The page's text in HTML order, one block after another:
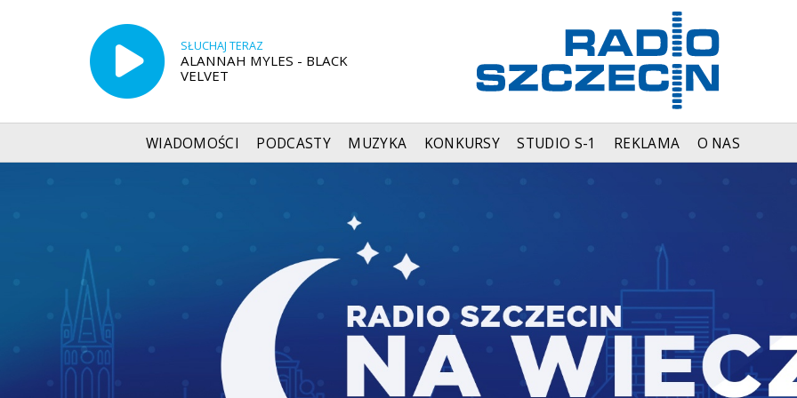
SŁUCHAJ TERAZ
ALANNAH MYLES - BLACK
VELVET
WIADOMOŚCI PODCASTY MUZYKA KONKURSY STUDIO S-1 REKLAMA O NAS